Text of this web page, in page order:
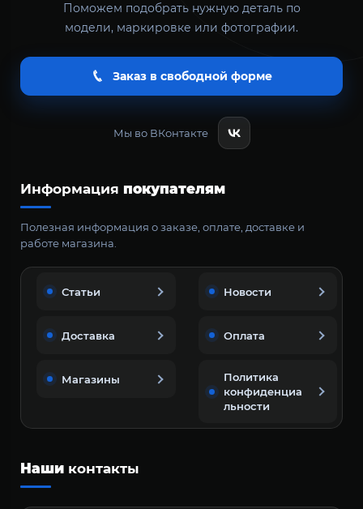
Поможем подобрать нужную деталь по
модели, маркировке или фотографии.
Заказ в свободной форме
Мы во ВКонтакте
Информация покупателям
Полезная информация о заказе, оплате, доставке и
работе магазина.
Статьи Новости
Доставка Оплата
Магазины
Политика
конфиденциа
льности
Наши контакты